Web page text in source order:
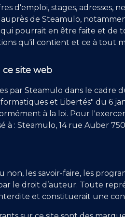
d'emploi, stages, adresses,
de Steamulo,
pourrait en être faite et
qu'il contient et ce à tout
site web
par Steamulo dans le
et Libertés" du 6
à la loi. Pour
: Steamulo, 14 rue Auber
non, les savoir-faire, les
le droit d’auteur. Toute
et constituerait une